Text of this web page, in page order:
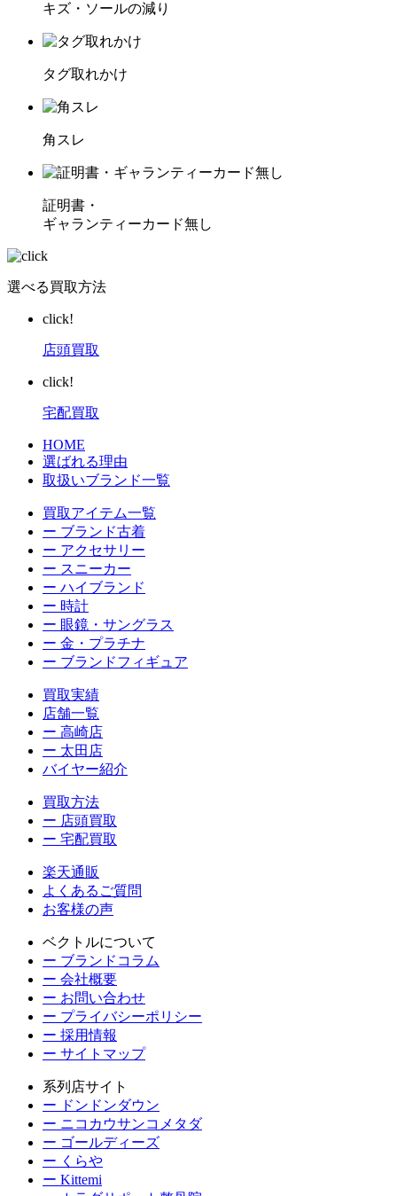
キズ・ソールの減り
タグ取れかけ
角スレ
証明書・
ギャランティーカード無し
選べる買取方法
click!
店頭買取
click!
宅配買取
HOME
選ばれる理由
取扱いブランド一覧
買取アイテム一覧
ー ブランド古着
ー アクセサリー
ー スニーカー
ー ハイブランド
ー 時計
ー 眼鏡・サングラス
ー 金・プラチナ
ー ブランドフィギュア
買取実績
店舗一覧
ー 高崎店
ー 太田店
バイヤー紹介
買取方法
ー 店頭買取
ー 宅配買取
楽天通販
よくあるご質問
お客様の声
ベクトルについて
ー ブランドコラム
ー 会社概要
ー お問い合わせ
ー プライバシーポリシー
ー 採用情報
ー サイトマップ
系列店サイト
ー ドンドンダウン
ー ニコカウサンコメタダ
ー ゴールディーズ
ー くらや
ー Kittemi